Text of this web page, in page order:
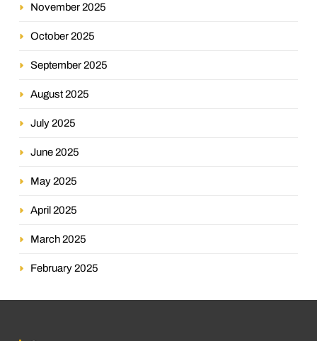
November 2025
October 2025
September 2025
August 2025
July 2025
June 2025
May 2025
April 2025
March 2025
February 2025